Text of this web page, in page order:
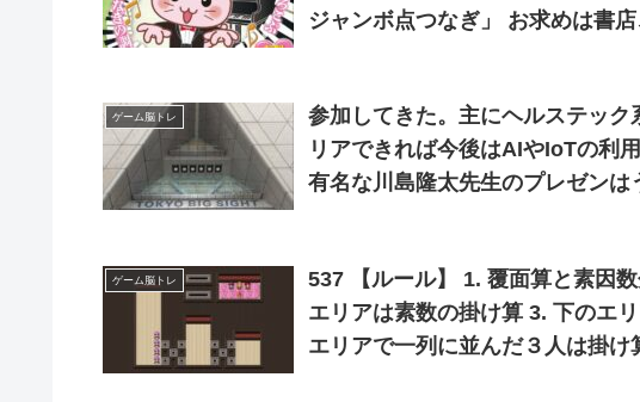
ジャンボ点つなぎ」 お求めは書店、もしくはこちらから！
ゲーム脳トレ
参加してきた。主にヘルステッ
リアできれば今後はAIやIoTの利用は欠か
有名な川島隆太先生のプレゼン
ゲーム脳トレ
537 【ルール】 1. 覆面算と素因
エリアは素数の掛け算 3. 下のエ
エリアで一列に並んだ３人は掛